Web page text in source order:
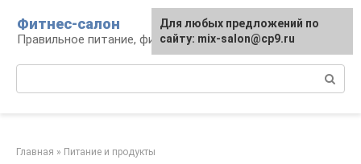
контенту
Фитнес-салон
Правильное питание, фитнес, образ жизни
Главная » Питание и продукты
Для любых предложений по
сайту: mix-salon@cp9.ru